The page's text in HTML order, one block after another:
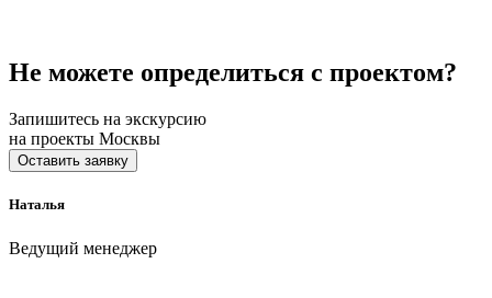
Не можете определиться с проектом?
Запишитесь на экскурсию
на проекты Москвы
Оставить заявку
Наталья
Ведущий менеджер